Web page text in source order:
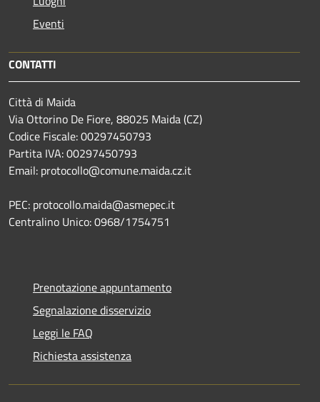
Eventi
CONTATTI
Città di Maida
Via Ottorino De Fiore, 88025 Maida (CZ)
Codice Fiscale: 00297450793
Partita IVA: 00297450793
Email: protocollo@comune.maida.cz.it
PEC: protocollo.maida@asmepec.it
Centralino Unico: 0968/1754751
Prenotazione appuntamento
Segnalazione disservizio
Leggi le FAQ
Richiesta assistenza